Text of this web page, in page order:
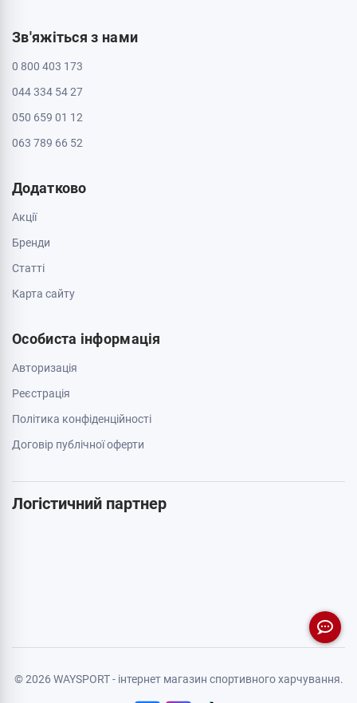
Зв'яжіться з нами
0 800 403 173
044 334 54 27
050 659 01 12
063 789 66 52
Додатково
Акції
Бренди
Cтатті
Карта сайту
Особиста інформація
Авторизація
Реєстрація
Політика конфіденційності
Договір публічної оферти
Логістичний партнер
© 2026 WAYSPORT - інтернет магазин спортивного харчування.